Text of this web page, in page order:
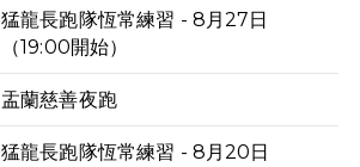
猛龍長跑隊恆常練習 - 8月27日
（19:00開始）
盂蘭慈善夜跑
猛龍長跑隊恆常練習 - 8月20日